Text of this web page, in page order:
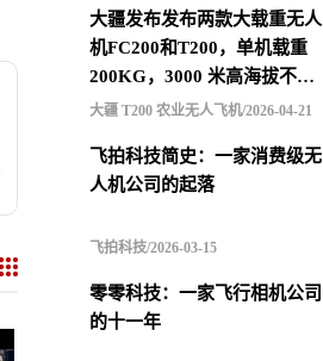
大疆发布发布两款大载重无人
机FC200和T200，单机载重
200KG，3000 米高海拔不减
载，支持四机联吊最多600KG
大疆 T200 农业无人飞机/2026-04-21
飞拍科技简史：一家消费级无
人机公司的起落
飞拍科技/2026-03-15
零零科技：一家飞行相机公司
的十一年